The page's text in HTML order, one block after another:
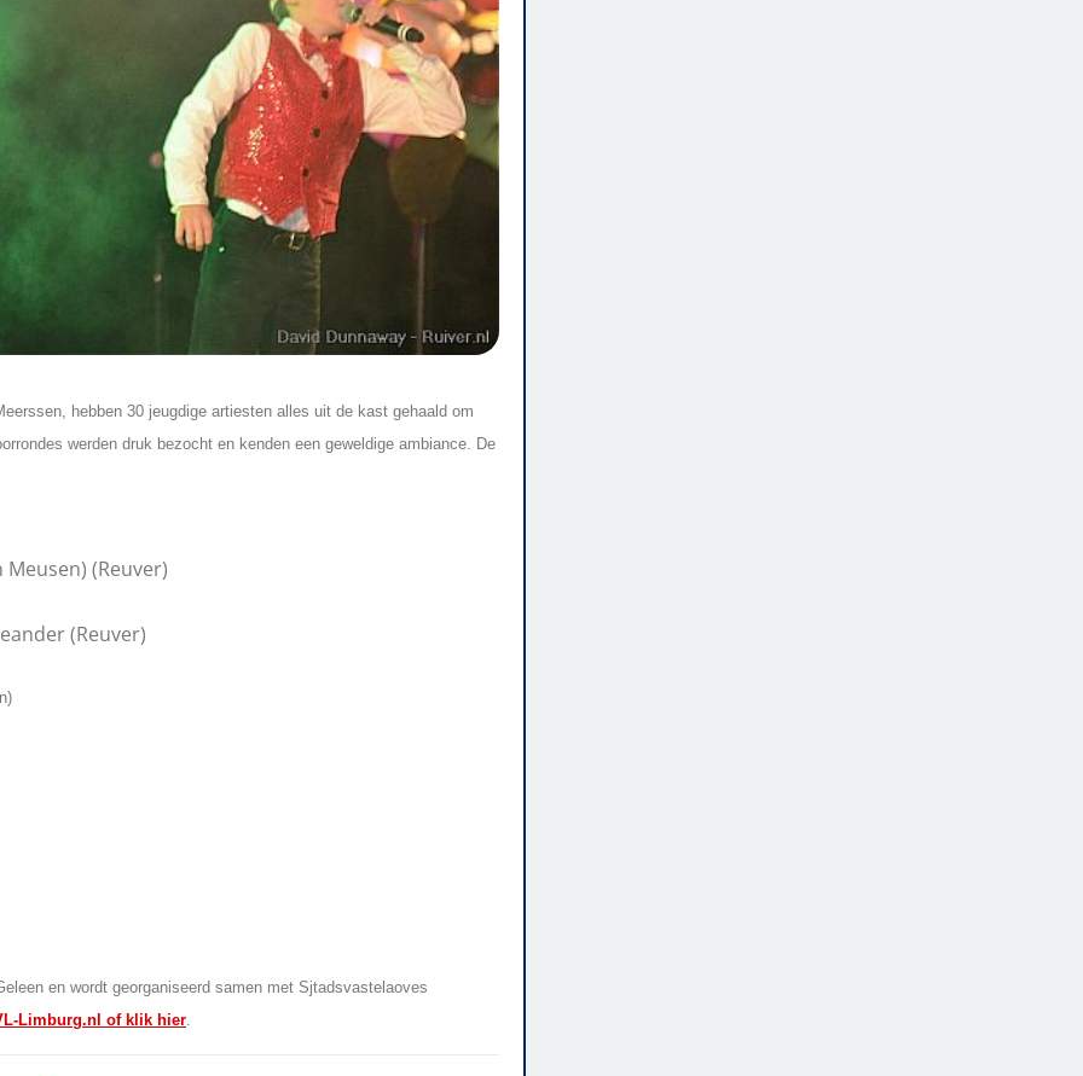
hebben 30 jeugdige artiesten alles uit de kast gehaald om
werden druk bezocht en kenden een geweldige ambiance. De
(Reuver)
(Reuver)
en wordt georganiseerd samen met Sjtadsvastelaoves
Limburg.nl of klik hier.